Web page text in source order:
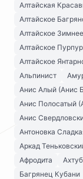
Алтайская
Алтайское
Алтайское Зимнее
Алтайское
Алтайское
Альпинист
Анис Алый (Анис
Анис Полосатый
Анис
Антоновка
Аркад
Афродита
Багрянец Кубани